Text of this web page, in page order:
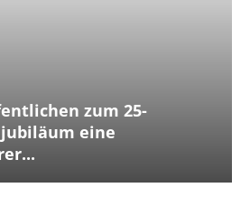
zum 25-
eine